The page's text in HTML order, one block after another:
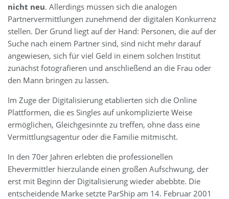
nicht neu. Allerdings müssen sich die analogen
Partnervermittlungen zunehmend der digitalen Konkurrenz
stellen. Der Grund liegt auf der Hand: Personen, die auf der
Suche nach einem Partner sind, sind nicht mehr darauf
angewiesen, sich für viel Geld in einem solchen Institut
zunächst fotografieren und anschließend an die Frau oder
den Mann bringen zu lassen.
Im Zuge der Digitalisierung etablierten sich die Online
Plattformen, die es Singles auf unkomplizierte Weise
ermöglichen, Gleichgesinnte zu treffen, ohne dass eine
Vermittlungsagentur oder die Familie mitmischt.
In den 70er Jahren erlebten die professionellen
Ehevermittler hierzulande einen großen Aufschwung, der
erst mit Beginn der Digitalisierung wieder abebbte. Die
entscheidende Marke setzte ParShip am 14. Februar 2001